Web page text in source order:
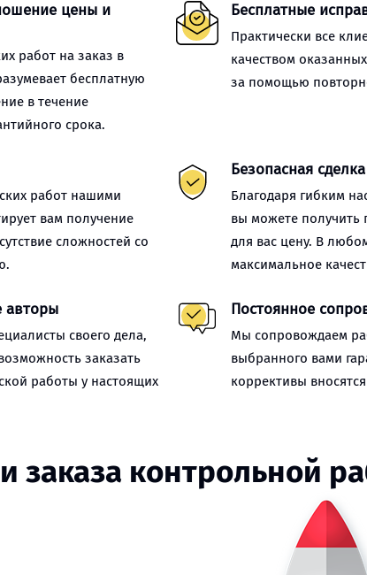
цены и
работ на заказ в
бесплатную
в течение
срока.
Бесплатные
Практически все
качеством
за помощью
работ нашими
вам получение
сложностей со
Безопасная сделка
Благодаря гибким
вы можете получить
для вас цену. В
максимальное
авторы
своего дела,
заказать
работы у настоящих
Постоянное
Мы сопровождаем
выбранного вами
коррективы
заказа контрольной